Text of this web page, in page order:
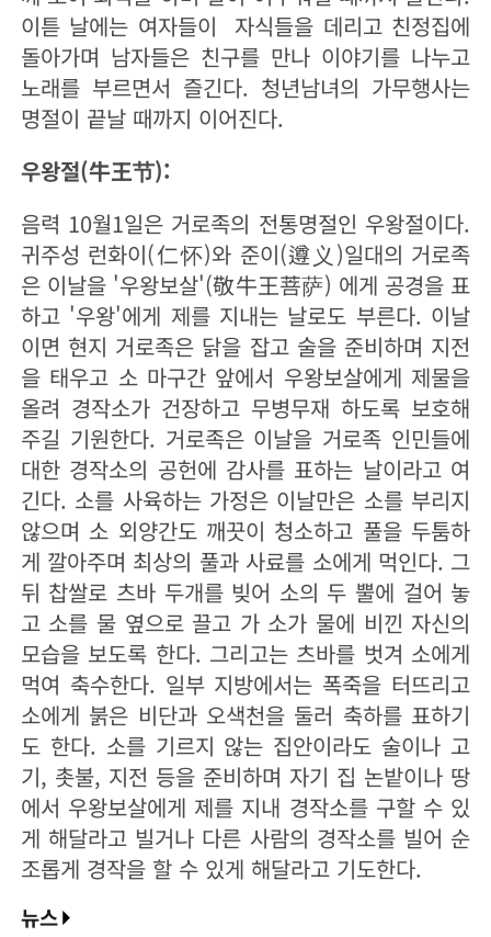
이튿 날에는 여자들이 자식들을 데리고 친정집에
돌아가며 남자들은 친구를 만나 이야기를 나누고
노래를 부르면서 즐긴다. 청년남녀의 가무행사는
명절이 끝날 때까지 이어진다.
우왕절(牛王节):
음력 10월1일은 거로족의 전통명절인 우왕절이다.
귀주성 런화이(仁怀)와 준이(遵义)일대의 거로족
은 이날을 '우왕보살'(敬牛王菩萨) 에게 공경을 표
하고 '우왕'에게 제를 지내는 날로도 부른다. 이날
이면 현지 거로족은 닭을 잡고 술을 준비하며 지전
을 태우고 소 마구간 앞에서 우왕보살에게 제물을
올려 경작소가 건장하고 무병무재 하도록 보호해
주길 기원한다. 거로족은 이날을 거로족 인민들에
대한 경작소의 공헌에 감사를 표하는 날이라고 여
긴다. 소를 사육하는 가정은 이날만은 소를 부리지
않으며 소 외양간도 깨끗이 청소하고 풀을 두툼하
게 깔아주며 최상의 풀과 사료를 소에게 먹인다. 그
뒤 찹쌀로 츠바 두개를 빚어 소의 두 뿔에 걸어 놓
고 소를 물 옆으로 끌고 가 소가 물에 비낀 자신의
모습을 보도록 한다. 그리고는 츠바를 벗겨 소에게
먹여 축수한다. 일부 지방에서는 폭죽을 터뜨리고
소에게 붉은 비단과 오색천을 둘러 축하를 표하기
도 한다. 소를 기르지 않는 집안이라도 술이나 고
기, 촛불, 지전 등을 준비하며 자기 집 논밭이나 땅
에서 우왕보살에게 제를 지내 경작소를 구할 수 있
게 해달라고 빌거나 다른 사람의 경작소를 빌어 순
조롭게 경작을 할 수 있게 해달라고 기도한다.
뉴스